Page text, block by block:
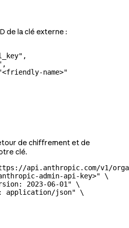
de la clé externe :
,
,
name>"
de chiffrement et de
clé.
api.anthropic.com/v1/
admin-api-key>" \
2023-06-01" \
application/json" \